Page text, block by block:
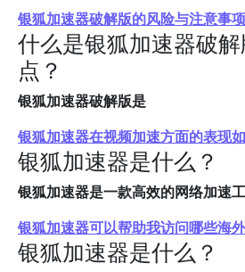
银狐加速器破解版的风险与注意事项
什么是银狐加速器破
点？
银狐加速器破解版是
银狐加速器在视频加速方面的表现
银狐加速器是什么？
银狐加速器是一款高效的网络加速工
银狐加速器可以帮助我访问哪些海
银狐加速器是什么？